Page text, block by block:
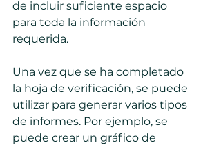
de incluir suficiente espacio
para toda la información
requerida.
Una vez que se ha completado
la hoja de verificación, se puede
utilizar para generar varios tipos
de informes. Por ejemplo, se
puede crear un gráfico de